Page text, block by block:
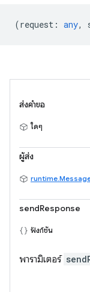
(request : any,
ส่งคำขอ
ใดๆ
ผู้ส่ง
sendResponse
ฟังก์ชัน
พารามิเตอร์